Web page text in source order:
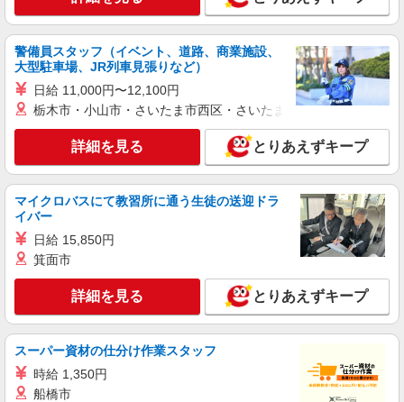
警備員スタッフ（イベント、道路、商業施設、
大型駐車場、JR列車見張りなど）
日給 11,000円〜12,100円
栃木市・小山市・さいたま市西区・さいたま市岩槻区・久喜市・
詳細を見る とりあえずキープ
マイクロバスにて教習所に通う生徒の送迎ドラ
イバー
日給 15,850円
箕面市
詳細を見る とりあえずキープ
スーパー資材の仕分け作業スタッフ
時給 1,350円
船橋市